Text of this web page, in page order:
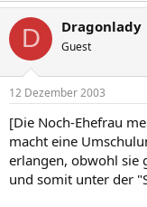
D Dragonlady
Guest
12 Dezember 2003
[Die Noch-Ehefrau
macht eine
erlangen, obwohl sie
und somit unter der